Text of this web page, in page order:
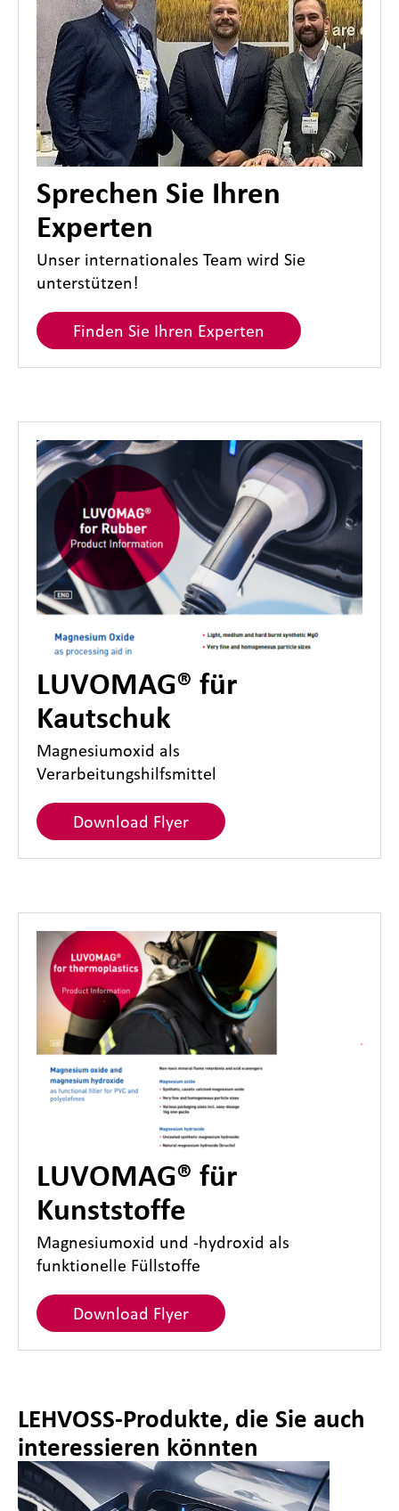
Sprechen Sie Ihren
Experten
Unser internationales Team wird Sie
unterstützen!
Finden Sie Ihren Experten
LUVOMAG® für
Kautschuk
Magnesiumoxid als
Verarbeitungshilfsmittel
Download Flyer
LUVOMAG® für
Kunststoffe
Magnesiumoxid und -hydroxid als
funktionelle Füllstoffe
Download Flyer
LEHVOSS-Produkte, die Sie auch
interessieren könnten